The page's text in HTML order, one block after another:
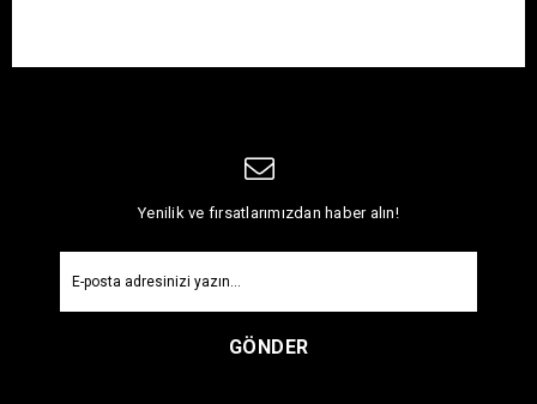
Yenilik ve fırsatlarımızdan haber alın!
GÖNDER